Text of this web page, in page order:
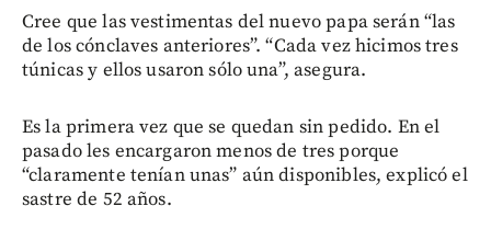
Cree que las vestimentas del nuevo papa serán “las
de los cónclaves anteriores”. “Cada vez hicimos tres
túnicas y ellos usaron sólo una”, asegura.
Es la primera vez que se quedan sin pedido. En el
pasado les encargaron menos de tres porque
“claramente tenían unas” aún disponibles, explicó el
sastre de 52 años.